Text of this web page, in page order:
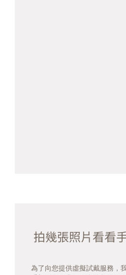
拍幾張照片看看
為了向您提供虛擬試戴服務，